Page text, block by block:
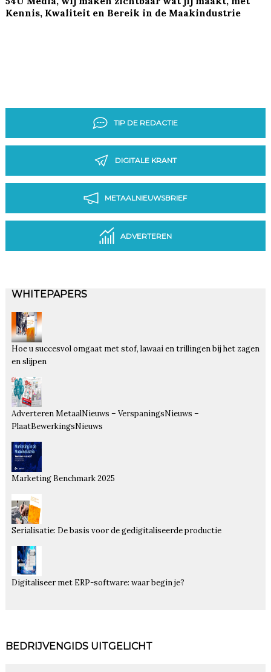
Kennis, Kwaliteit en Bereik in de Maakindustrie
TIP DE REDACTIE
DIGITALE KRANT
METAALNIEUWSBRIEF
ADVERTEREN
WHITEPAPERS
Hoe u succesvol omgaat met stof, lawaai en trillingen bij het zagen
en slijpen
Adverteren MetaalNieuws – VerspaningsNieuws –
PlaatBewerkingsNieuws
Marketing Benchmark 2025
Serialisatie: De basis voor de gedigitaliseerde productie
Digitaliseer met ERP-software: waar begin je?
BEDRIJVENGIDS UITGELICHT